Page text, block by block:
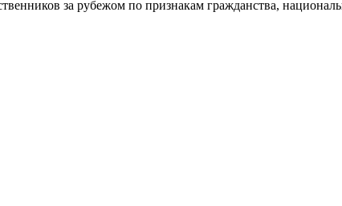
за рубежом по признакам гражданства,